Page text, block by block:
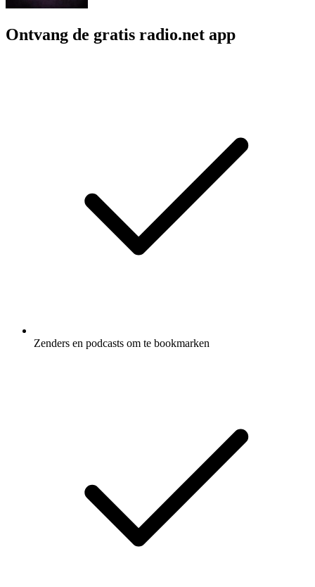
Ontvang de gratis radio.net app
Zenders en podcasts om te bookmarken